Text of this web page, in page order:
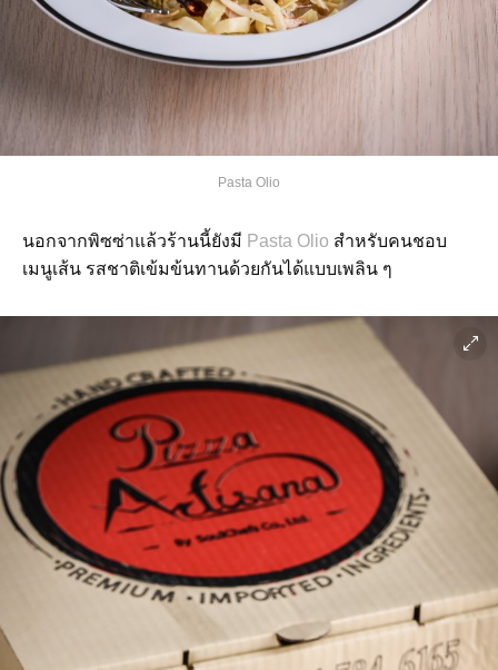
Pasta Olio
นอกจากพิซซ่าแล้วร้านนี้ยังมี Pasta Olio สำหรับคนชอบ
เมนูเส้น รสชาติเข้มข้นทานด้วยกันได้แบบเพลิน ๆ